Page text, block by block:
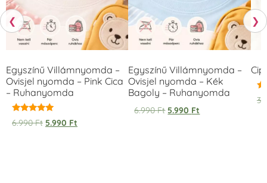
❮
Egyszínű Villámnyomda –
Ovisjel nyomda – Pink Cica
– Ruhanyomda
Értékelés:
5.00
6.990Ft 5.990 Ft
Egyszínű Villámnyomda –
Ovisjel nyomda – Kék
Bagoly – Ruhanyomda
6.990Ft 5.990 Ft
❯